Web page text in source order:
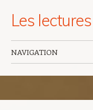
Les
NAVIGATION